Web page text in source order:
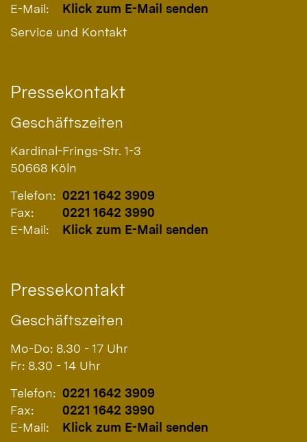
E-Mail:
Klick zum E-Mail senden
Service und Kontakt
Pressekontakt
Geschäftszeiten
Kardinal-Frings-Str. 1-3
50668 Köln
Telefon: 0221 1642 3909
Fax:
0221 1642 3990
E-Mail:
Klick zum E-Mail senden
Pressekontakt
Geschäftszeiten
Mo-Do: 8.30 - 17 Uhr
Fr: 8.30 - 14 Uhr
Telefon: 0221 1642 3909
Fax:
0221 1642 3990
E-Mail:
Klick zum E-Mail senden